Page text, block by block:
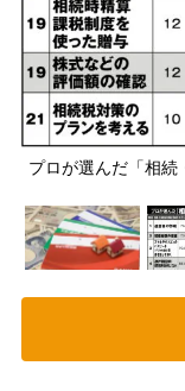
プロが選んだ「相続